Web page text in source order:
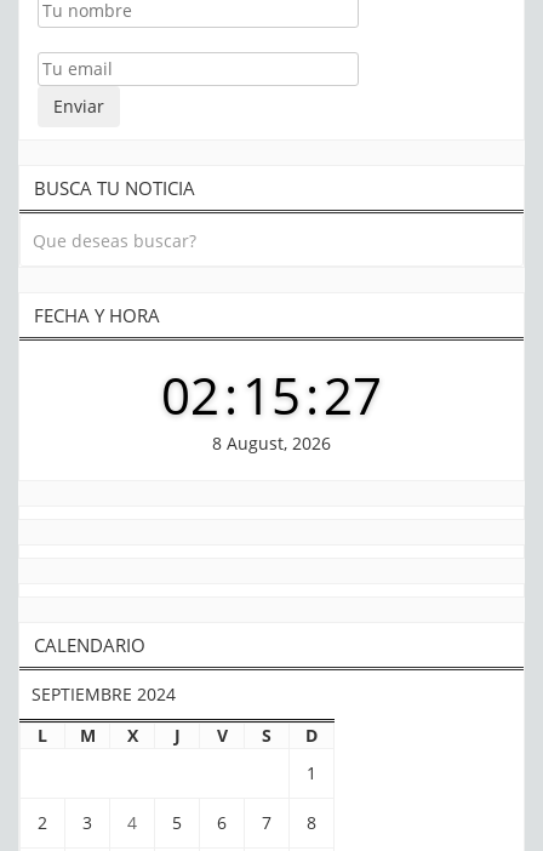
BUSCA TU NOTICIA
FECHA Y HORA
02:15:28
8 August, 2026
CALENDARIO
SEPTIEMBRE 2024
L
M X J V S
D
1
2 3 4 5 6 7 8